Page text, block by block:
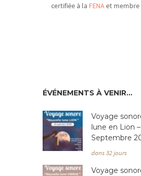
certifiée à la FENAet membre
ÉVÉNEMENTS À VENIR…
Voyage
lune en Lion
Septembre
dans 32 jours
Voyage